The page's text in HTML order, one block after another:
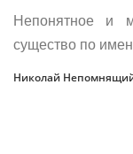
Непонятное и
существо по
Николай